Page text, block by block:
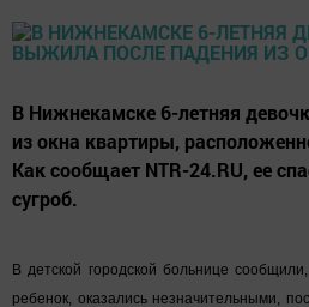
В Нижнекамске 6-летняя
из окна квартиры,
Как сообщает NTR-24.RU, ее
сугроб.
В детской городской больнице
ребенок, оказались незначительными,